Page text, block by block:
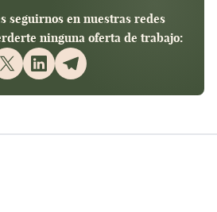
seguirnos en nuestras redes
ninguna oferta de trabajo: